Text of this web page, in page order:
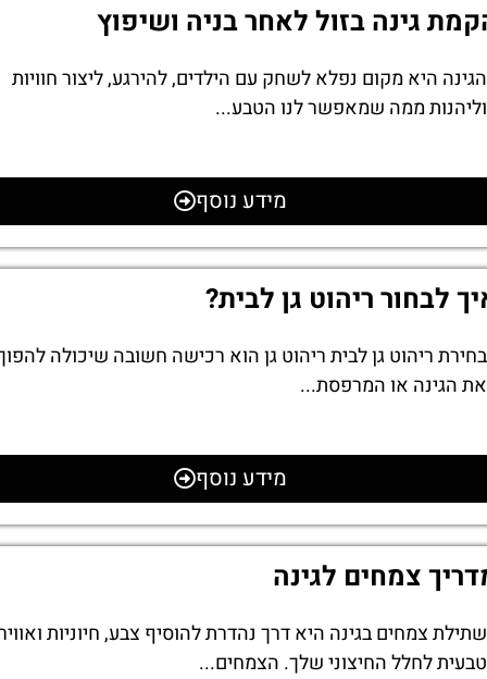
גינה בזול לאחר בניה ושיפוץ
הגינה היא מקום נפלא לשחק עם הילדים, להירגע, ליצור חוויות
וליהנות ממה שמאפשר לנו הטבע...
מידע נוסף
לבחור ריהוט גן לבית?
בחירת ריהוט גן לבית ריהוט גן הוא רכישה חשובה שיכולה
את הגינה או המרפסת...
מידע נוסף
צמחים לגינה
שתילת צמחים בגינה היא דרך נהדרת להוסיף צבע, חיוניות
טבעית לחלל החיצוני שלך. הצמחים...